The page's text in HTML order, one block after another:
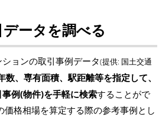
ータを調べる
ョンの取引事例データ(提供: 国土交通
数、専有面積、駅距離等を指定して、
例(物件)を手軽に検索することがで
価格相場を算定する際の参考事例とし